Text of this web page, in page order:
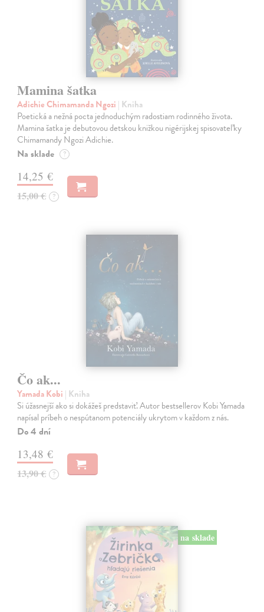
Mamina šatka
Adichie Chimamanda Ngozi | Kniha
Poetická a nežná pocta jednoduchým radostiam rodinného života.
Mamina šatka je debutovou detskou knižkou nigérijskej spisovateľky
Chimamandy Ngozi Adichie.
Na sklade ?
14,25 €
15,00 € ?
Čo ak...
Yamada Kobi | Kniha
Si úžasnejší ako si dokážeš predstaviť. Autor bestsellerov Kobi Yamada
napísal príbeh o nespútanom potenciály ukrytom v každom z nás.
Do 4 dní
13,48 €
13,90 € ?
na sklade